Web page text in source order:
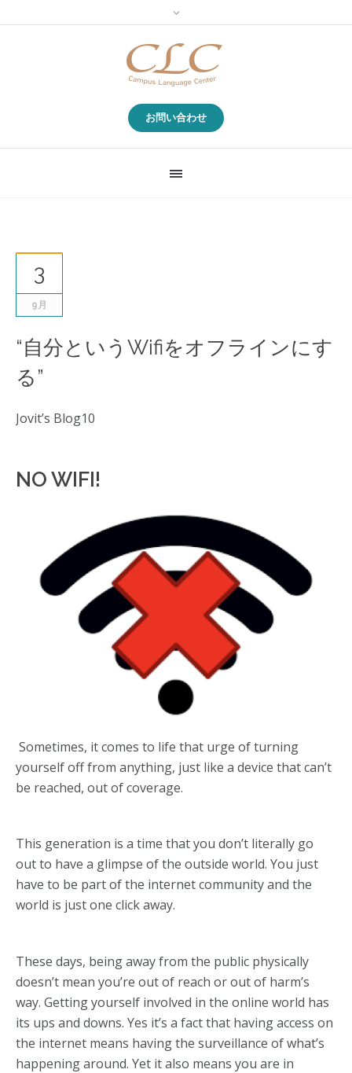
お問い合わせ
3
9月
“自分というWifiをオフラインにす
る”
Jovit’s Blog10
NO WIFI!
Sometimes, it comes to life that urge of turning
yourself off from anything, just like a device that can’t
be reached, out of coverage.
This generation is a time that you don’t literally go
out to have a glimpse of the outside world. You just
have to be part of the internet community and the
world is just one click away.
These days, being away from the public physically
doesn’t mean you’re out of reach or out of harm’s
way. Getting yourself involved in the online world has
its ups and downs. Yes it’s a fact that having access on
the internet means having the surveillance of what’s
happening around. Yet it also means you are in